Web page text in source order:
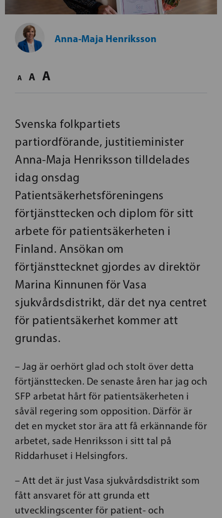
Anna-Maja Henriksson
A A A
Svenska folkpartiets
partiordförande, justitieminister
Anna-Maja Henriksson tilldelades
idag onsdag
Patientsäkerhetsföreningens
förtjänsttecken och diplom för sitt
arbete för patientsäkerheten i
Finland. Ansökan om
förtjänsttecknet gjordes av direktör
Marina Kinnunen för Vasa
sjukvårdsdistrikt, där det nya centret
för patientsäkerhet kommer att
grundas.
– Jag är oerhört glad och stolt över detta
förtjänsttecken. De senaste åren har jag och
SFP arbetat hårt för patientsäkerheten i
såväl regering som opposition. Därför är
det en mycket stor ära att få erkännande för
arbetet, sade Henriksson i sitt tal på
Riddarhuset i Helsingfors.
– Att det är just Vasa sjukvårdsdistrikt som
fått ansvaret för att grunda ett
utvecklingscenter för patient- och